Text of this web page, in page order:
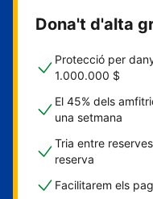
Dona't d'alta
Protecció per
1.000.000 $
El 45% dels
una setmana
Tria entre
reserva
Facilitarem els